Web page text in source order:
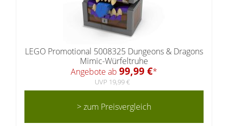
LEGO Promotional 5008325 Dungeons & Dragons
Mimic-Würfeltruhe
Angebote ab 99,99 €*
UVP 19,99 €
> zum Preisvergleich